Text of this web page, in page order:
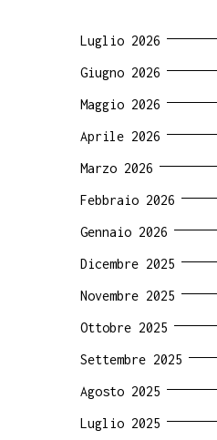
Luglio 2026
Giugno 2026
Maggio 2026
Aprile 2026
Marzo 2026
Febbraio 2026
Gennaio 2026
Dicembre 2025
Novembre 2025
Ottobre 2025
Settembre 2025
Agosto 2025
Luglio 2025